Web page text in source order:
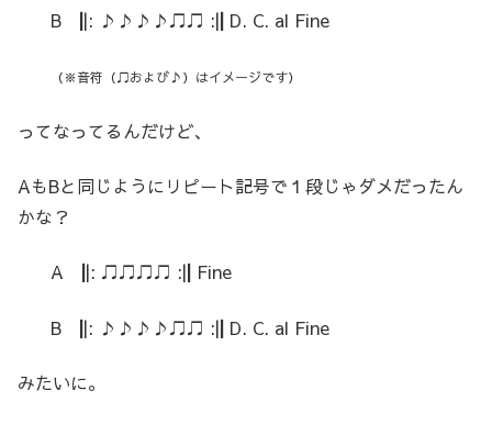
B ||: ♪♪♪♪♫♫ :|| D. C. al Fine
（※音符（♫および♪）はイメージです）
ってなってるんだけど、
AもBと同じようにリピート記号で１段じゃダメだったん
かな？
A ||: ♫♫♫♫ :|| Fine
B ||: ♪♪♪♪♫♫ :|| D. C. al Fine
みたいに。